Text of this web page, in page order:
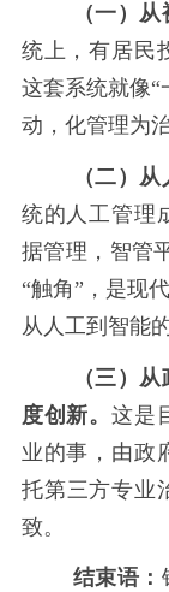
（一）
统上，有居民
这套系统就像“
动，化管理为治
（二）
统的人工管理
据管理，智管
“触角”，是现
从人工到智能
（三）
度创新。 这是
业的事，由政
托第三方专业
致。
结束语：